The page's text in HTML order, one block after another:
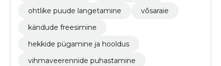
ohtlike puude langetamine
võsaraie
kändude freesimine
hekkide pügamine ja hooldus
vihmaveerennide puhastamine